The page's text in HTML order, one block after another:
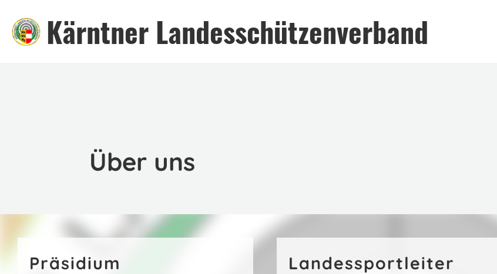
Kärntner Landesschützenverband
Über uns
Präsidium Landessportleiter